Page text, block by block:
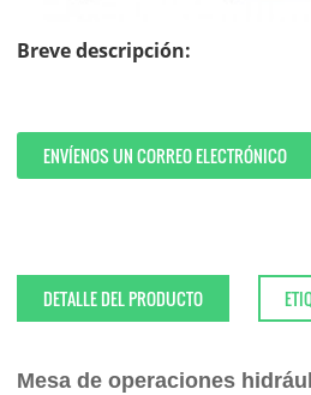
Breve descripción:
ENVÍENOS UN CORREO ELECTRÓNICO
DETALLE DEL PRODUCTO
Mesa de operaciones